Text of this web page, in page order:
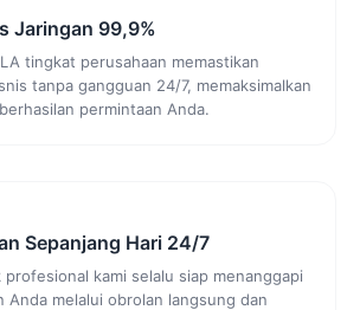
Jaringan 99,9%
tingkat perusahaan memastikan
tanpa gangguan 24/7, memaksimalkan
permintaan Anda.
Sepanjang Hari 24/7
profesional kami selalu siap menanggapi
Anda melalui obrolan langsung dan